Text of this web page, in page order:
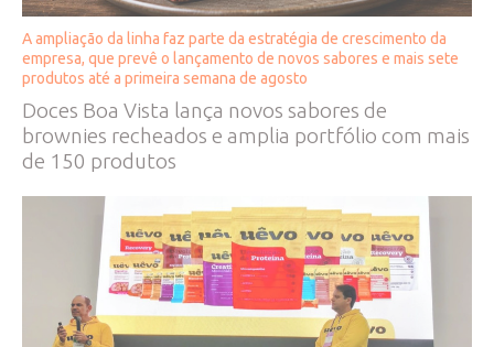
A ampliação da linha faz parte da estratégia de crescimento da
empresa, que prevê o lançamento de novos sabores e mais sete
produtos até a primeira semana de agosto
Doces Boa Vista lança novos sabores de
brownies recheados e amplia portfólio com mais
de 150 produtos